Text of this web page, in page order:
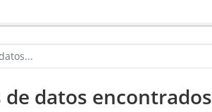
datos encontrados